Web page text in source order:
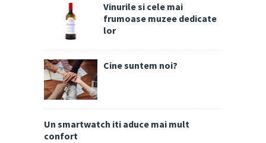
Vinurile si cele mai
frumoase muzee dedicate
lor
Cine suntem noi?
Un smartwatch iti aduce mai mult
confort